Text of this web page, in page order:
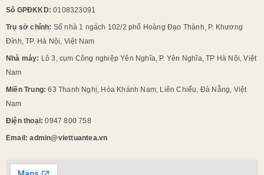
Số GPĐKKD: 0108323091
Trụ sở chính: Số nhà 1 ngách 102/2 phố Hoàng Đạo Thành, P. Khương
Đình, TP. Hà Nội, Việt Nam
Nhà máy: Lô 3, cụm Công nghiệp Yên Nghĩa, P. Yên Nghĩa, TP Hà Nội, Việt
Nam
Miền Trung:63 Thanh Nghị, Hòa Khánh Nam, Liên Chiểu, Đà Nẵng, Việt
Nam
Điện thoại:0947 800 758
Email: admin@viettuantea.vn